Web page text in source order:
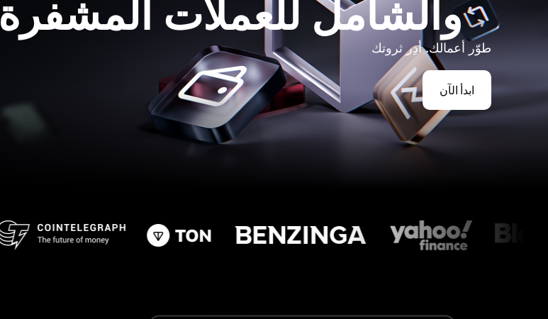
والشامل للعملات المشفرة
طوّر أعمالك. أدِر ثروتك
ابدأ الآن